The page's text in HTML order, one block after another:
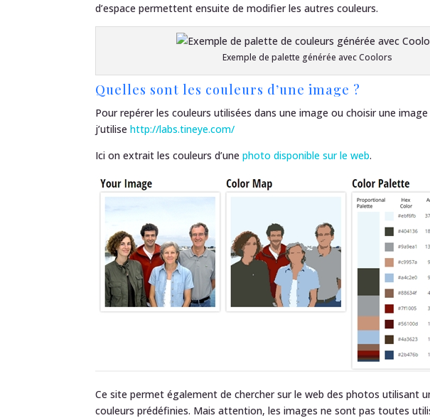
d’espace permettent ensuite de modifier les autres couleurs.
Exemple de palette générée avec Coolors
Quelles sont les couleurs d’une image ?
Pour repérer les couleurs utilisées dans une image ou choisir une
j’utilisehttp://labs.tineye.com/
Ici on extrait les couleurs d’unephoto disponible sur le web.
Ce site permet également de chercher sur le web des photos utilisant
couleurs prédéfinies. Mais attention, les images ne sont pas toutes